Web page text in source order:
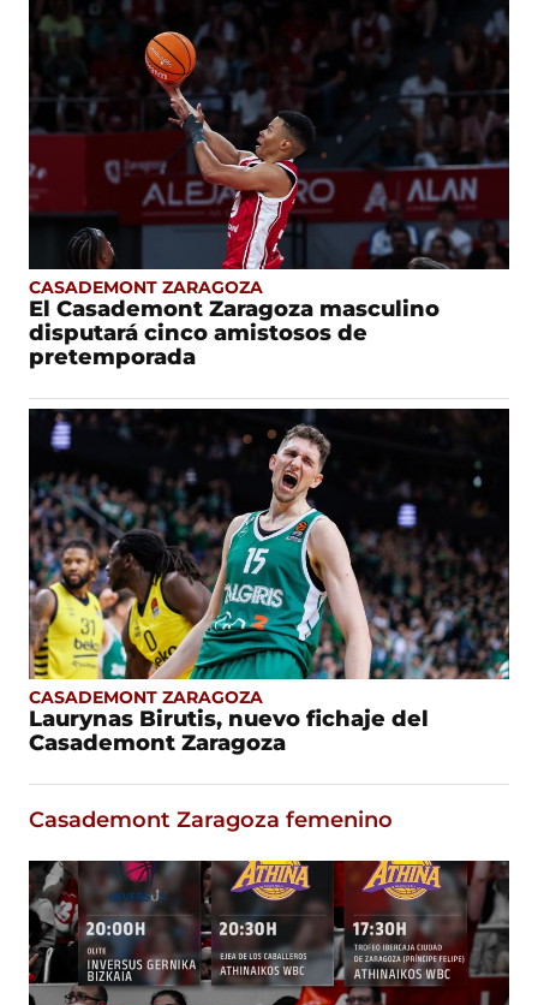
CASADEMONT ZARAGOZA
El Casademont Zaragoza masculino
disputará cinco amistosos de
pretemporada
CASADEMONT ZARAGOZA
Laurynas Birutis, nuevo fichaje del
Casademont Zaragoza
Casademont Zaragoza femenino